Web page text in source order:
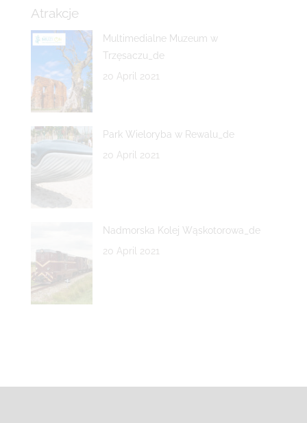
Atrakcje
Multimedialne Muzeum w
Trzęsaczu_de
20 April 2021
Park Wieloryba w Rewalu_de
20 April 2021
Nadmorska Kolej Wąskotorowa_de
20 April 2021